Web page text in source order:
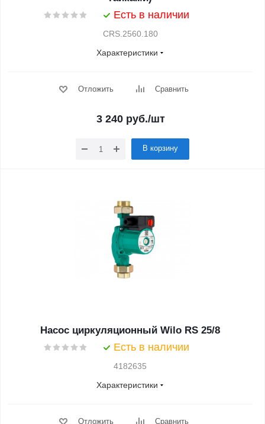
Есть в наличии
CRS.2560.180
Характеристики
Отложить Сравнить
3 240руб./шт
В корзину
Насос циркуляционный Wilo RS 25/8
Есть в наличии
4182635
Характеристики
Отложить Сравнить